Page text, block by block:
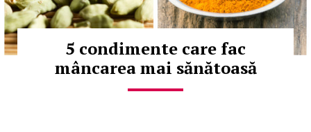
5 condimente care fac
mâncarea mai sănătoasă